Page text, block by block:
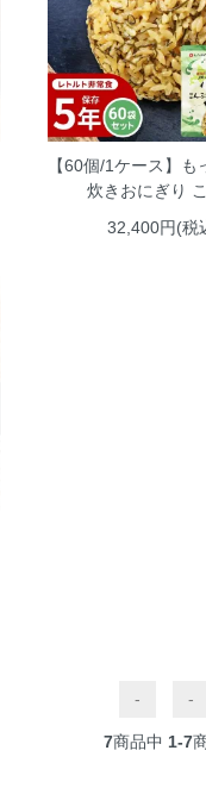
【60個/1ケース】も
炊きおにぎり
32,400円(税
- -
7商品中 1-7